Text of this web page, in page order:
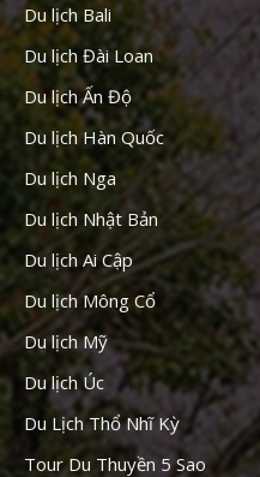
Du lịch Bali
Du lịch Đài Loan
Du lịch Ấn Độ
Du lịch Hàn Quốc
Du lịch Nga
Du lịch Nhật Bản
Du lịch Ai Cập
Du lịch Mông Cổ
Du lịch Mỹ
Du lịch Úc
Du Lịch Thổ Nhĩ Kỳ
Tour Du Thuyền 5 Sao